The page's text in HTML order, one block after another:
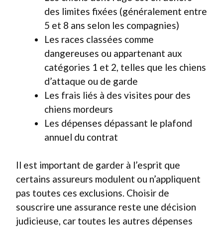
des limites fixées (généralement entre
5 et 8 ans selon les compagnies)
Les races classées comme
dangereuses ou appartenant aux
catégories 1 et 2, telles que les chiens
d’attaque ou de garde
Les frais liés à des visites pour des
chiens mordeurs
Les dépenses dépassant le plafond
annuel du contrat
Il est important de garder à l’esprit que
certains assureurs modulent ou n’appliquent
pas toutes ces exclusions. Choisir de
souscrire une assurance reste une décision
judicieuse, car toutes les autres dépenses